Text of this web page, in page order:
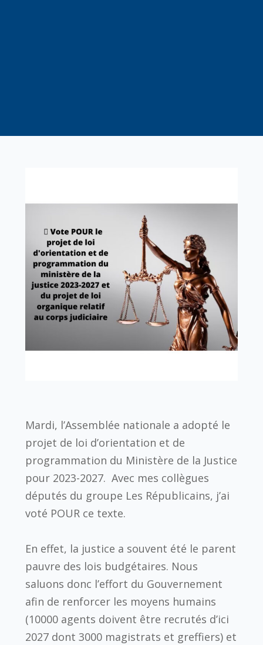
Mardi, l’Assemblée nationale a adopté le
projet de loi d’orientation et de
programmation du Ministère de la Justice
pour 2023-2027. Avec mes collègues
députés du groupe Les Républicains, j’ai
voté POUR ce texte.
En effet, la justice a souvent été le parent
pauvre des lois budgétaires. Nous
saluons donc l’effort du Gouvernement
afin de renforcer les moyens humains
(10000 agents doivent être recrutés d’ici
2027 dont 3000 magistrats et greffiers) et